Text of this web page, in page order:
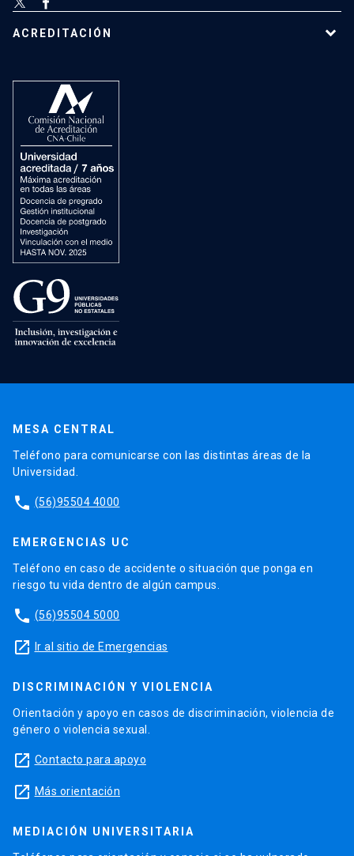
ACREDITACIÓN
MESA CENTRAL
Teléfono para comunicarse con las distintas áreas de la
Universidad.
phone (56)95504 4000
EMERGENCIAS UC
Teléfono en caso de accidente o situación que ponga en
riesgo tu vida dentro de algún campus.
phone (56)95504 5000
launch Ir al sitio de Emergencias
DISCRIMINACIÓN Y VIOLENCIA
Orientación y apoyo en casos de discriminación, violencia de
género o violencia sexual.
launch Contacto para apoyo
launch Más orientación
MEDIACIÓN UNIVERSITARIA